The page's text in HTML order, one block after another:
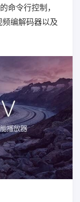
命令行控制，
编解码器以及